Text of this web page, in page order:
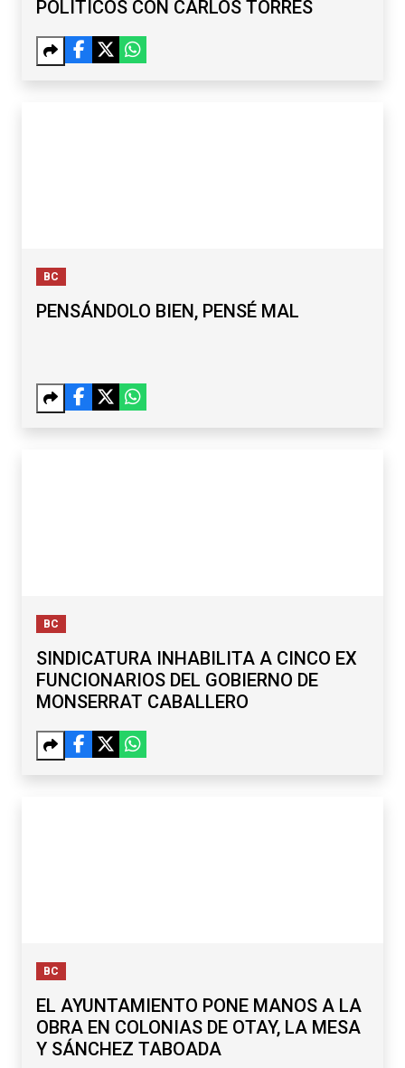
POLÍTICOS CON CARLOS TORRES
BC
PENSÁNDOLO BIEN, PENSÉ MAL
BC
SINDICATURA INHABILITA A CINCO EX
FUNCIONARIOS DEL GOBIERNO DE
MONSERRAT CABALLERO
BC
EL AYUNTAMIENTO PONE MANOS A LA
OBRA EN COLONIAS DE OTAY, LA MESA
Y SÁNCHEZ TABOADA